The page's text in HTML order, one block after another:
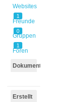
Websites
1
Freunde
0
Gruppen
1
Foren
Dokumente
Erstellt